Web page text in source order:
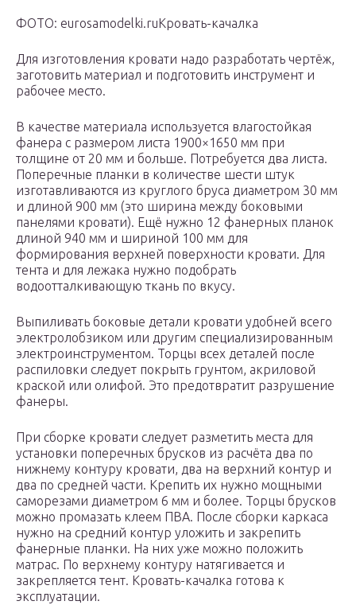
ФОТО: eurosamodelki.ruКровать-качалка
Для изготовления кровати надо разработать чертёж,
заготовить материал и подготовить инструмент и
рабочее место.
В качестве материала используется влагостойкая
фанера с размером листа 1900×1650 мм при
толщине от 20 мм и больше. Потребуется два листа.
Поперечные планки в количестве шести штук
изготавливаются из круглого бруса диаметром 30 мм
и длиной 900 мм (это ширина между боковыми
панелями кровати). Ещё нужно 12 фанерных планок
длиной 940 мм и шириной 100 мм для
формирования верхней поверхности кровати. Для
тента и для лежака нужно подобрать
водоотталкивающую ткань по вкусу.
Выпиливать боковые детали кровати удобней всего
электролобзиком или другим специализированным
электроинструментом. Торцы всех деталей после
распиловки следует покрыть грунтом, акриловой
краской или олифой. Это предотвратит разрушение
фанеры.
При сборке кровати следует разметить места для
установки поперечных брусков из расчёта два по
нижнему контуру кровати, два на верхний контур и
два по средней части. Крепить их нужно мощными
саморезами диаметром 6 мм и более. Торцы брусков
можно промазать клеем ПВА. После сборки каркаса
нужно на средний контур уложить и закрепить
фанерные планки. На них уже можно положить
матрас. По верхнему контуру натягивается и
закрепляется тент. Кровать-качалка готова к
эксплуатации.